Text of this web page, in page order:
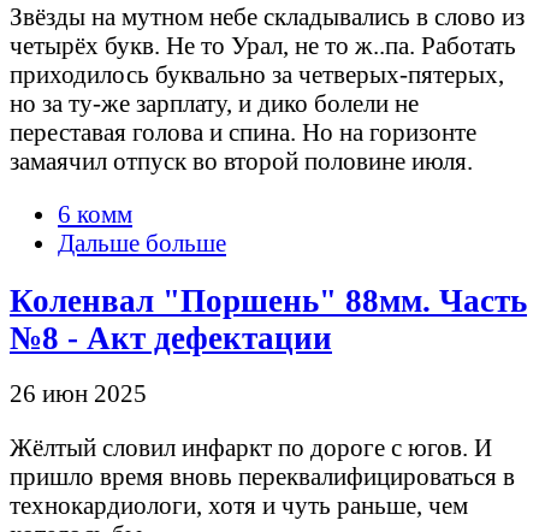
Звёзды на мутном небе складывались в слово из
четырёх букв. Не то Урал, не то ж..па. Работать
приходилось буквально за четверых-пятерых,
но за ту-же зарплату, и дико болели не
переставая голова и спина. Но на горизонте
замаячил отпуск во второй половине июля.
6 комм
Дальше больше
Коленвал "Поршень" 88мм. Часть
№8 - Акт дефектации
26 июн 2025
Жёлтый словил инфаркт по дороге с югов. И
пришло время вновь переквалифицироваться в
технокардиологи, хотя и чуть раньше, чем